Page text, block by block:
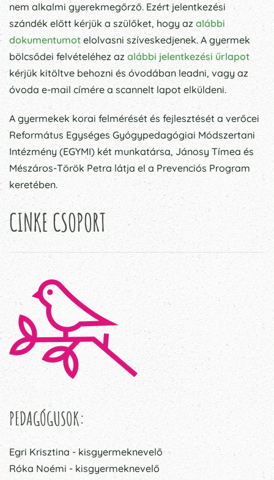
nem alkalmi gyerekmegőrző. Ezért jelentkezési
szándék előtt kérjük a szülőket, hogy az alábbi
dokumentumot elolvasni szíveskedjenek. A gyermek
bölcsődei felvételéhez az alábbi jelentkezési űrlapot
kérjük kitöltve behozni és óvodában leadni, vagy az
óvoda e-mail címére a scannelt lapot elküldeni.
A gyermekek korai felmérését és fejlesztését a verőcei
Református Egységes Gyógypedagógiai Módszertani
Intézmény (EGYMI) két munkatársa, Jánosy Tímea és
Mészáros-Török Petra látja el a Prevenciós Program
keretében.
CINKE CSOPORT
PEDAGÓGUSOK:
Egri Krisztina - kisgyermeknevelő
Róka Noémi - kisgyermeknevelő